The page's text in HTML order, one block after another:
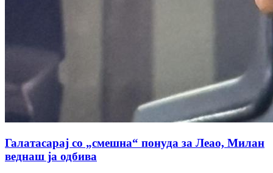
Галатасарај со „смешна“ понуда за Леао, Милан
веднаш ја одбива